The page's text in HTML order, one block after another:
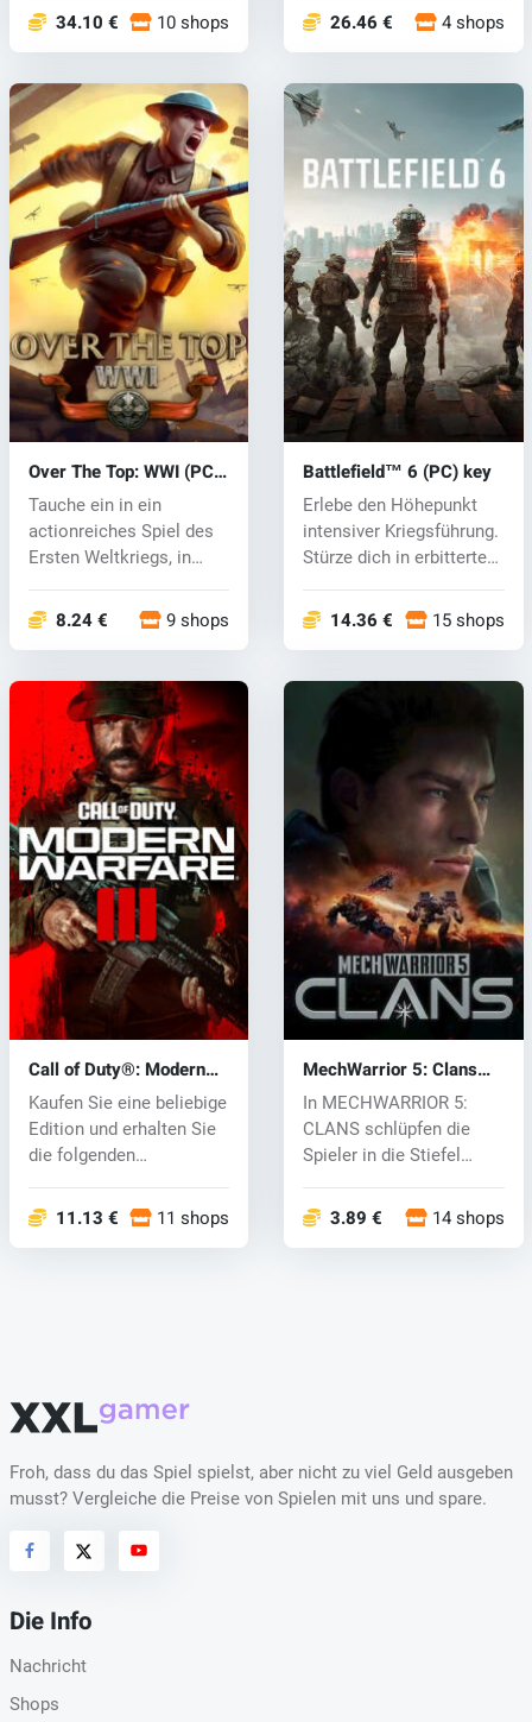
34.10 € 10 shops
intensive Ause...
26.46 € 4 shops
Over The Top: WWI (PC)
key
Tauche ein in ein
actionreiches Spiel des
Ersten Weltkriegs, in
8.24 € 9 shops
Battlefield™ 6 (PC) key
Erlebe den Höhepunkt
intensiver Kriegsführung.
Stürze dich in erbitterte
14.36 € 15 shops
Call of Duty®: Modern
Warfare® III (PC) key
Kaufen Sie eine beliebige
Edition und erhalten Sie
die folgenden
11.13 € 11 shops
MechWarrior 5: Clans
(PC) key
In MECHWARRIOR 5:
CLANS schlüpfen die
Spieler in die Stiefel
3.89 € 14 shops
Froh, dass du das Spiel spielst, aber nicht zu viel Geld ausgeben
musst? Vergleiche die Preise von Spielen mit uns und spare.
Die Info
Nachricht
Shops